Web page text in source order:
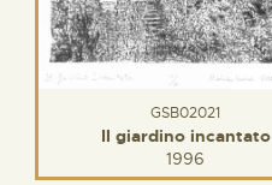
GSB02021
Il giardino incantato
1996